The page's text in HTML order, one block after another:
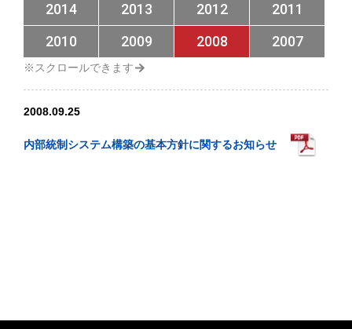
2014
2013 2012
2011
2010
2009 2008 2007
2008.09.25
内部統制システム構築の基本方針に関するお知らせ